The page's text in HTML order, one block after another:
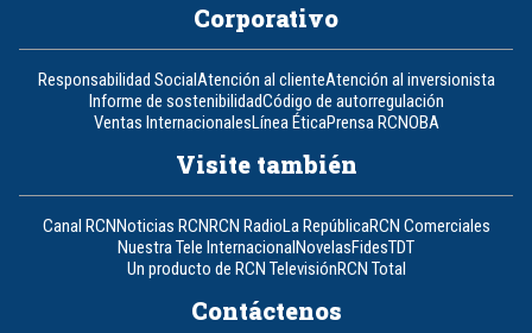
Corporativo
Responsabilidad SocialAtención al clienteAtención al inversionista
Informe de sostenibilidadCódigo de autorregulación
Ventas InternacionalesLínea ÉticaPrensa RCNOBA
Visite también
Canal RCNNoticias RCNRCN RadioLa RepúblicaRCN Comerciales
Nuestra Tele InternacionalNovelasFidesTDT
Un producto de RCN TelevisiónRCN Total
Contáctenos